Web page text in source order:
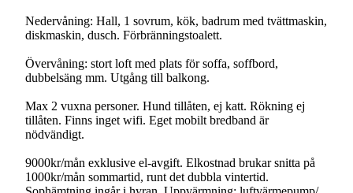
Nedervåning: Hall, 1 sovrum, kök, badrum med tvättmaskin,
diskmaskin, dusch. Förbränningstoalett.
Övervåning: stort loft med plats för soffa, soffbord,
dubbelsäng mm. Utgång till balkong.
Max 2 vuxna personer. Hund tillåten, ej katt. Rökning ej
tillåten. Finns inget wifi. Eget mobilt bredband är
nödvändigt.
9000kr/mån exklusive el-avgift. Elkostnad brukar snitta på
1000kr/mån sommartid, runt det dubbla vintertid.